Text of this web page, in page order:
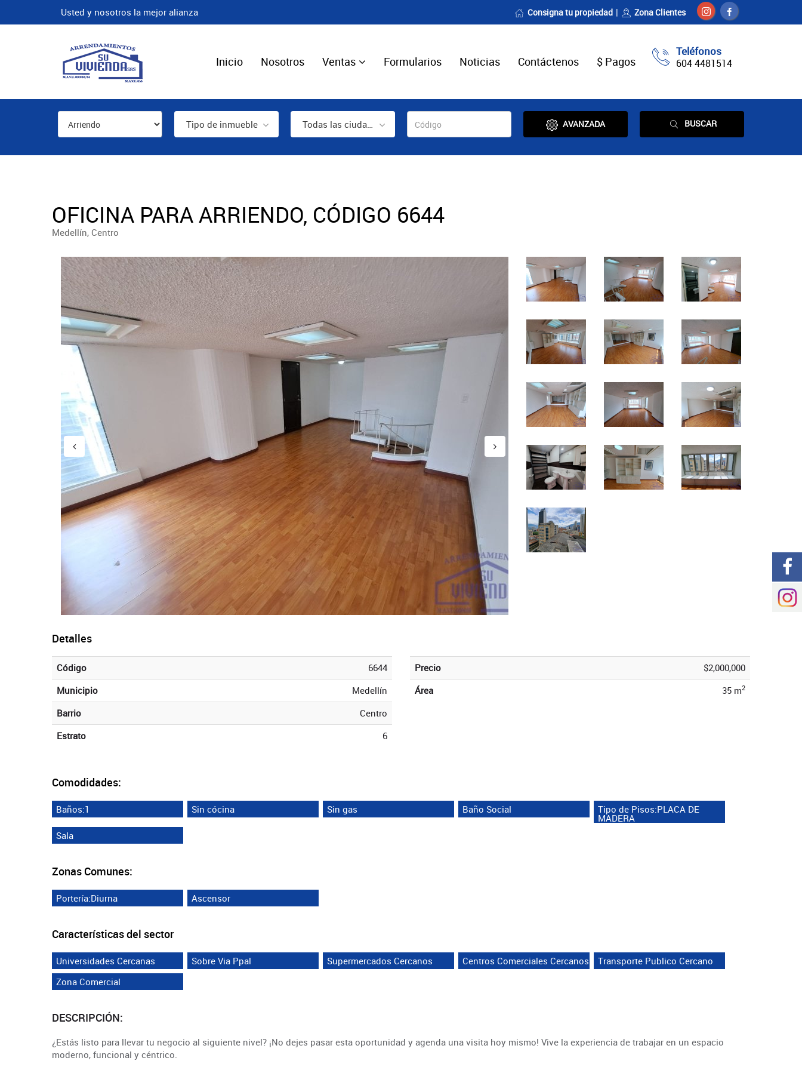
Usted y nosotros la mejor alianza Consigna tu propiedad Zona Clientes
Teléfonos
604 4481514
Inicio Nosotros Ventas Formularios Noticias Contáctenos $ Pagos
Tipo de inmueble Todas las ciudades AVANZADA BUSCAR
OFICINA PARA ARRIENDO, CÓDIGO 6644
Medellín, Centro
Detalles
Código
6644
Municipio
Medellín
Barrio
Centro
Estrato
6
Precio
$2,000,000
Área
35 m2
Comodidades:
Baños:1 Sin cócina Sin gas Baño Social Tipo de Pisos:PLACA DE
MADERA
Sala
Zonas Comunes:
Portería:Diurna Ascensor
Características del sector
Universidades Cercanas Sobre Via Ppal Supermercados Cercanos Centros Comerciales Cercanos
Transporte Publico Cercano
Zona Comercial
DESCRIPCIÓN:
¿Estás listo para llevar tu negocio al siguiente nivel? ¡No dejes pasar esta oportunidad y agenda una visita hoy mismo! Vive la experiencia de trabajar en un espacio
moderno, funcional y céntrico.